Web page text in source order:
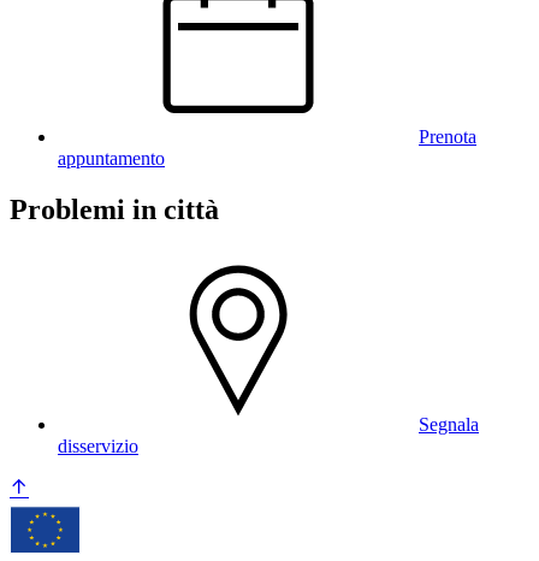
Prenota
appuntamento
Problemi in città
Segnala
disservizio